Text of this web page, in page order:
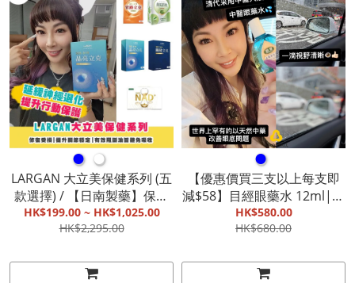
●●
LARGAN 大立美保健系列 (五
款選擇) / 【日南製藥】保健
系列 (兩款選擇) |晶亮立克、
關健立克、NAD+ 綜合蔬果酸
胜肽膠囊、新姬白錠【截單,
HK$199.00 ~ HK$1,025.00
HK$2,295.00
●
【優惠價買三支以上每支即
減$58】目經眼藥水 12ml|消
除疲勞|明目退翳，活血通
絡|適用於用眼過度者【截單,
HK$580.00
HK$680.00